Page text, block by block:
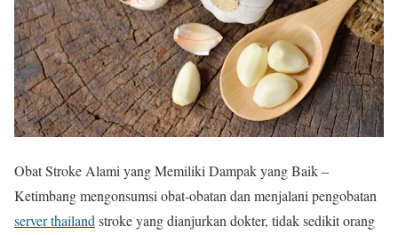
Obat Stroke Alami yang Memiliki Dampak yang Baik –
Ketimbang mengonsumsi obat-obatan dan menjalani pengobatan
server thailandstroke yang dianjurkan dokter, tidak sedikit orang